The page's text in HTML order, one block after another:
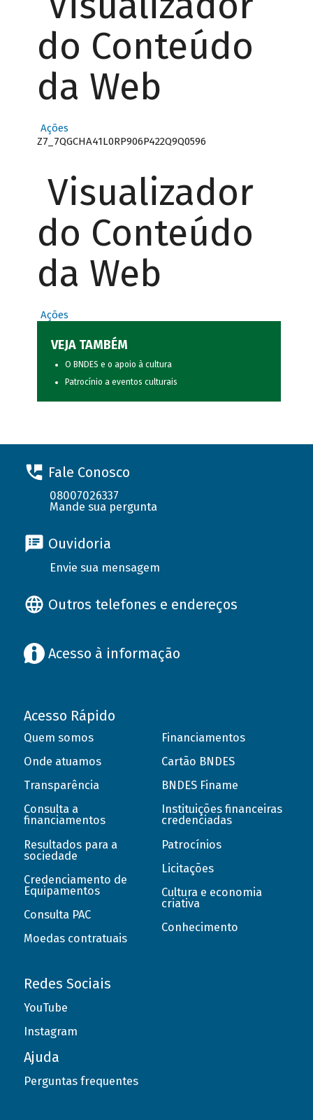
do Conteúdo
da Web
Ações
Z7_7QGCHA41L0RP906P422Q9Q0596
Visualizador
do Conteúdo
da Web
Ações
VEJA TAMBÉM
O BNDES e o apoio à cultura
Patrocínio a eventos culturais
Fale Conosco
08007026337
Mande sua pergunta
Ouvidoria
Envie sua mensagem
Outros telefones e endereços
Acesso à informação
Acesso Rápido
Quem somos
Onde atuamos
Transparência
Consulta a
financiamentos
Resultados para a
sociedade
Credenciamento de
Equipamentos
Consulta PAC
Moedas contratuais
Financiamentos
Cartão BNDES
BNDES Finame
Instituições financeiras
credenciadas
Patrocínios
Licitações
Cultura e economia
criativa
Conhecimento
Redes Sociais
YouTube
Instagram
Ajuda
Perguntas frequentes